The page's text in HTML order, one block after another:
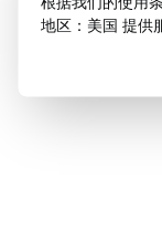
地区：美国 提供